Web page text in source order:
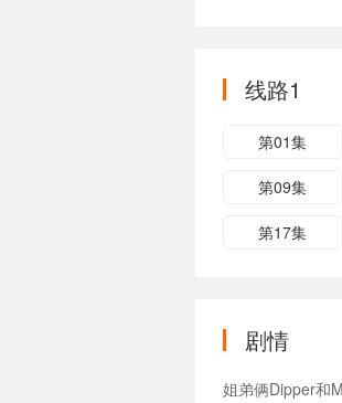
线路1
第01集
第09集
第17集
剧情
姐弟俩Dipper和